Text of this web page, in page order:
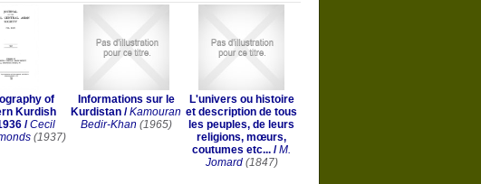
of
Kurdish
/Cecil
(1937)
Informations sur le
Kurdistan /Kamouran
Bedir-Khan (1965)
L'univers ou histoire
et description de tous
les peuples, de leurs
religions, mœurs,
coutumes etc... /M.
Jomard(1847)